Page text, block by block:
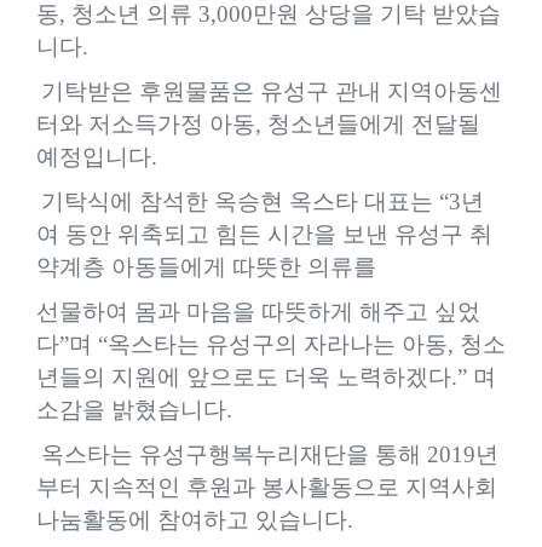
동, 청소년 의류 3,000만원 상당을 기탁 받았습
니다.
기탁받은 후원물품은 유성구 관내 지역아동센
터와 저소득가정 아동, 청소년들에게 전달될
예정입니다.
기탁식에 참석한 옥승현 옥스타 대표는 “3년
여 동안 위축되고 힘든 시간을 보낸 유성구 취
약계층 아동들에게 따뜻한 의류를
선물하여 몸과 마음을 따뜻하게 해주고 싶었
다”며 “옥스타는 유성구의 자라나는 아동, 청소
년들의 지원에 앞으로도 더욱 노력하겠다.” 며
소감을 밝혔습니다.
옥스타는 유성구행복누리재단을 통해 2019년
부터 지속적인 후원과 봉사활동으로 지역사회
나눔활동에 참여하고 있습니다.